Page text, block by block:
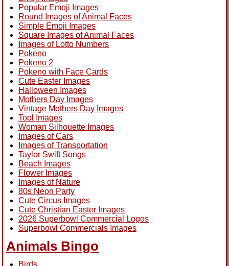
Popular Emoji Images
Round Images of Animal Faces
Simple Emoji Images
Square Images of Animal Faces
Images of Lotto Numbers
Pokeno
Pokeno 2
Pokeno with Face Cards
Cute Easter Images
Halloween Images
Mothers Day Images
Vintage Mothers Day Images
Tool Images
Woman Silhouette Images
Images of Cars
Images of Transportation
Taylor Swift Songs
Beach Images
Flower Images
Images of Nature
80s Neon Party
Cute Circus Images
Cute Christian Easter Images
2026 Superbowl Commercial Logos
Superbowl Commercials Images
Animals Bingo
Birds